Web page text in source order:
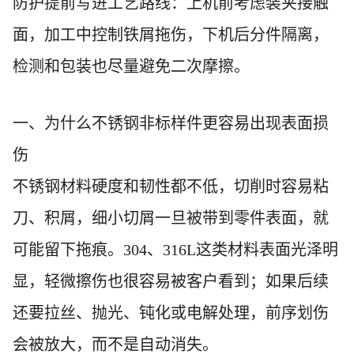
面，加工中控制铁屑拖伤，下机后分件隔离，
检测和包装也尽量避免二次摩擦。
一、为什么不锈钢非标样件更容易出现表面损
伤
不锈钢材料硬度和韧性都不低，切削时容易粘
刀、积屑，细小切屑一旦被带到零件表面，就
可能留下拖痕。304、316L这类材料表面光泽明
显，轻微擦伤也很容易被客户看到；如果后续
还要拉丝、抛光、钝化或电解处理，前序划伤
会被放大，而不是自动消失。